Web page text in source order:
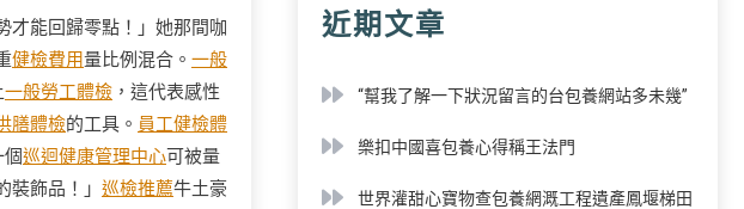
才能回歸零點！」她那間咖
健檢費用量比例混合。 一般
一般勞工體檢 ，這代表感性
膳體檢的工具。 員工健檢體
巡迴健康管理中心可被量
飾品！」 巡檢推薦牛土豪
近期文章
“幫我了解一下狀況留言的台包養網站多未幾”
樂扣中國喜包養心得稱王法門
世界灌甜心寶物查包養網溉工程遺產鳳堰梯田